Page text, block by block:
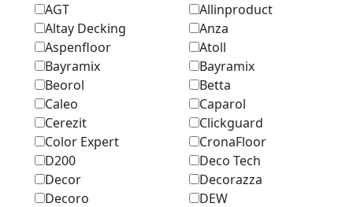
AGT
Allinproduct
Altay Decking
Anza
Aspenfloor
Atoll
Bayramix
Bayramix
Beorol
Betta
Caleo
Caparol
Cerezit
Clickguard
Color Expert
CronaFloor
D200
Deco Tech
Decor
Decorazza
Decoro
DEW